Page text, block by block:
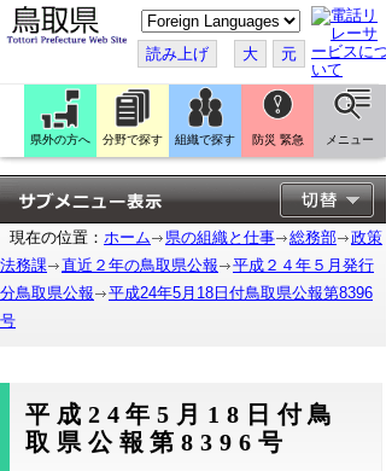
こ
の
ペ
ー
ジ
翻
訳
す
る
読み上げ 大 元
県外の方へ 分野で探す 組織で探す 防災 緊急 メニュー
現在の位置： ホーム 県の組織と仕事 総務部
政策
法務課
直近２年の鳥取県公報
平成２４年５月発行
分鳥取県公報
平成24年5月18日付鳥取県公報第8396
号
平成24年5月18日付鳥
取県公報第8396号